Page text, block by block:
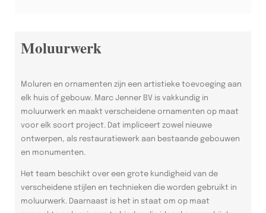
Moluurwerk
Moluren en ornamenten zijn een artistieke toevoeging aan
elk huis of gebouw. Marc Jenner BV is vakkundig in
moluurwerk en maakt verscheidene ornamenten op maat
voor elk soort project. Dat impliceert zowel nieuwe
ontwerpen, als restauratiewerk aan bestaande gebouwen
en monumenten.
Het team beschikt over een grote kundigheid van de
verscheidene stijlen en technieken die worden gebruikt in
moluurwerk. Daarnaast is het in staat om op maat